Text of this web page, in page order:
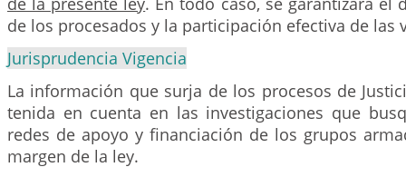
de los procesados y la participación efectiva de las
Jurisprudencia Vigencia
La información que surja de los procesos de
tenida en cuenta en las investigaciones que
redes de apoyo y financiación de los grupos
margen de la ley.